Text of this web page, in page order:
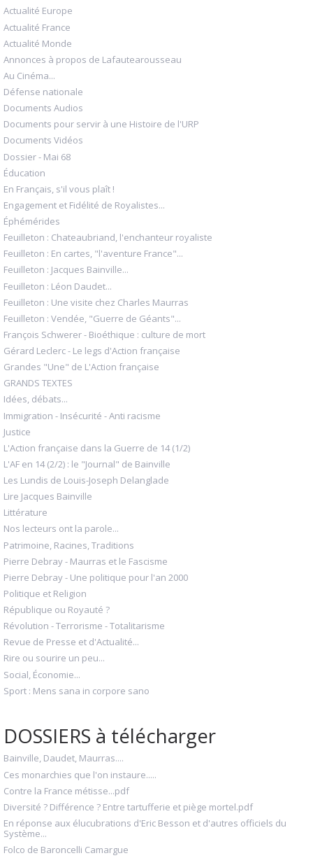
Actualité Europe
Actualité France
Actualité Monde
Annonces à propos de Lafautearousseau
Au Cinéma...
Défense nationale
Documents Audios
Documents pour servir à une Histoire de l'URP
Documents Vidéos
Dossier - Mai 68
Éducation
En Français, s'il vous plaît !
Engagement et Fidélité de Royalistes...
Éphémérides
Feuilleton : Chateaubriand, l'enchanteur royaliste
Feuilleton : En cartes, "l'aventure France"...
Feuilleton : Jacques Bainville...
Feuilleton : Léon Daudet...
Feuilleton : Une visite chez Charles Maurras
Feuilleton : Vendée, "Guerre de Géants"...
François Schwerer - Bioéthique : culture de mort
Gérard Leclerc - Le legs d'Action française
Grandes "Une" de L'Action française
GRANDS TEXTES
Idées, débats...
Immigration - Insécurité - Anti racisme
Justice
L'Action française dans la Guerre de 14 (1/2)
L'AF en 14 (2/2) : le "Journal" de Bainville
Les Lundis de Louis-Joseph Delanglade
Lire Jacques Bainville
Littérature
Nos lecteurs ont la parole...
Patrimoine, Racines, Traditions
Pierre Debray - Maurras et le Fascisme
Pierre Debray - Une politique pour l'an 2000
Politique et Religion
République ou Royauté ?
Révolution - Terrorisme - Totalitarisme
Revue de Presse et d'Actualité...
Rire ou sourire un peu...
Social, Économie...
Sport : Mens sana in corpore sano
DOSSIERS à télécharger
Bainville, Daudet, Maurras....
Ces monarchies que l'on instaure.....
Contre la France métisse...pdf
Diversité ? Différence ? Entre tartufferie et piège mortel.pdf
En réponse aux élucubrations d'Eric Besson et d'autres officiels du
Système...
Folco de Baroncelli Camargue